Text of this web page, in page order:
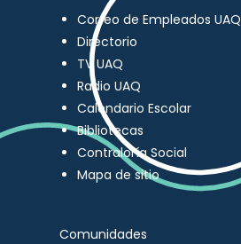
Correo de Empleados UAQ
Directorio
TV UAQ
Radio UAQ
Calendario Escolar
Bibliotecas
Contraloría Social
Mapa de sitio
Comunidades